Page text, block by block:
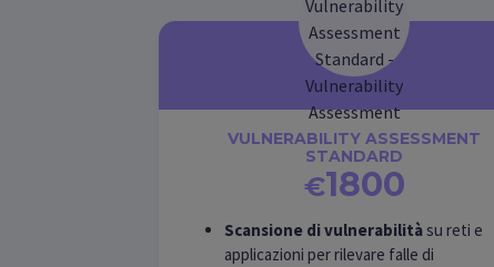
VULNERABILITY ASSESSMENT
STANDARD
€1800
Scansione di vulnerabilitàsu reti e
applicazioni per rilevare falle di